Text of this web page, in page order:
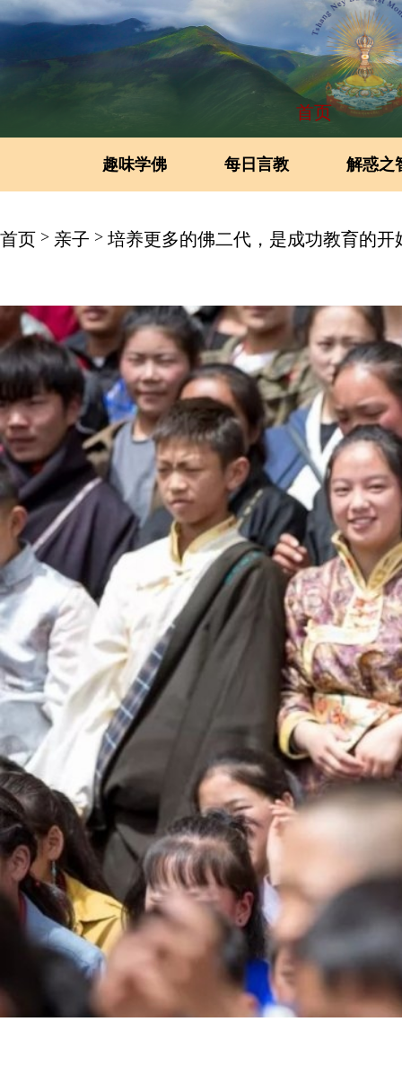
首页
趣味学佛 每日言教 解惑之
首页 > 亲子 > 培养更多的佛二代，是成功教育的开